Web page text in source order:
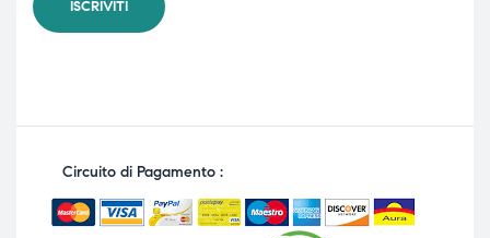
Circuito di Pagamento :